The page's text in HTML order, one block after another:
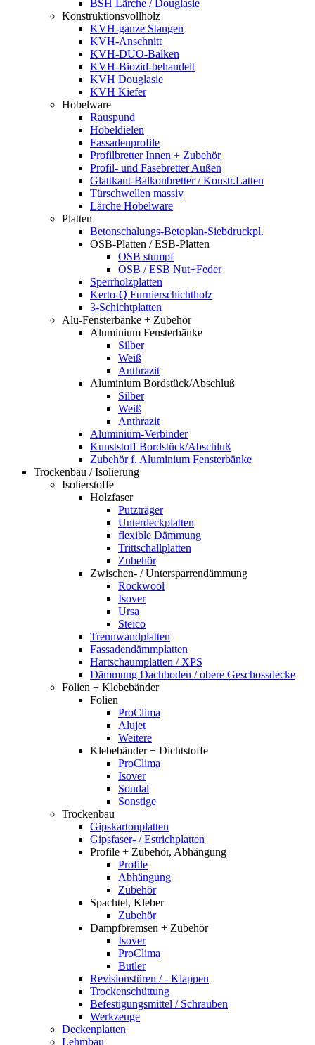
BSH Lärche / Douglasie
Konstruktionsvollholz
KVH-ganze Stangen
KVH-Anschnitt
KVH-DUO-Balken
KVH-Biozid-behandelt
KVH Douglasie
KVH Kiefer
Hobelware
Rauspund
Hobeldielen
Fassadenprofile
Profilbretter Innen + Zubehör
Profil- und Fasebretter Außen
Glattkant-Balkonbretter / Konstr.Latten
Türschwellen massiv
Lärche Hobelware
Platten
Betonschalungs-Betoplan-Siebdruckpl.
OSB-Platten / ESB-Platten
OSB stumpf
OSB / ESB Nut+Feder
Sperrholzplatten
Kerto-Q Furnierschichtholz
3-Schichtplatten
Alu-Fensterbänke + Zubehör
Aluminium Fensterbänke
Silber
Weiß
Anthrazit
Aluminium Bordstück/Abschluß
Silber
Weiß
Anthrazit
Aluminium-Verbinder
Kunststoff Bordstück/Abschluß
Zubehör f. Aluminium Fensterbänke
Trockenbau / Isolierung
Isolierstoffe
Holzfaser
Putzträger
Unterdeckplatten
flexible Dämmung
Trittschallplatten
Zubehör
Zwischen- / Untersparrendämmung
Rockwool
Isover
Ursa
Steico
Trennwandplatten
Fassadendämmplatten
Hartschaumplatten / XPS
Dämmung Dachboden / obere Geschossdecke
Folien + Klebebänder
Folien
ProClima
Alujet
Weitere
Klebebänder + Dichtstoffe
ProClima
Isover
Soudal
Sonstige
Trockenbau
Gipskartonplatten
Gipsfaser- / Estrichplatten
Profile + Zubehör, Abhängung
Profile
Abhängung
Zubehör
Spachtel, Kleber
Zubehör
Dampfbremsen + Zubehör
Isover
ProClima
Butler
Revisionstüren / - Klappen
Trockenschüttung
Befestigungsmittel / Schrauben
Werkzeuge
Deckenplatten
Lehmbau